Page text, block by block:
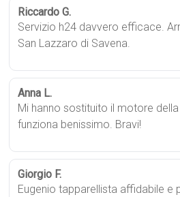
Riccardo G.
Servizio h24 davvero efficace.
San Lazzaro di Savena.
Anna L.
Mi hanno sostituito il motore
funziona benissimo. Bravi!
Giorgio F.
Eugenio tapparellista affidabile e